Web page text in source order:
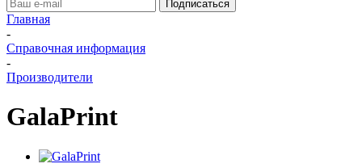
Главная
-
Справочная информация
-
Производители
GalaPrint